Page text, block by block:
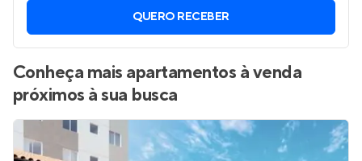
QUERO RECEBER
Conheça mais apartamentos à venda
próximos à sua busca